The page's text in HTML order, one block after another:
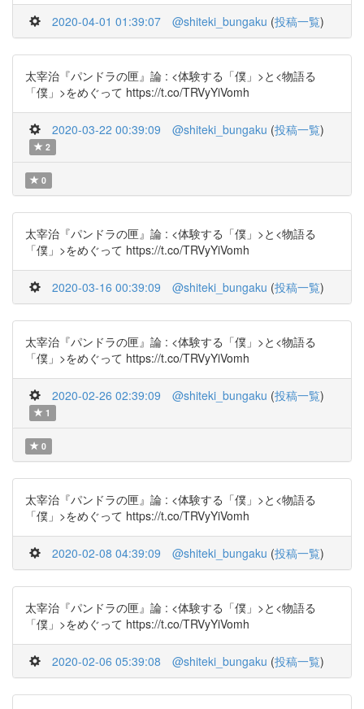
2020-04-01 01:39:07 @shiteki_bungaku (投稿一覧)
太宰治『パンドラの匣』論 : <体験する「僕」>と<物語る
「僕」>をめぐって https://t.co/TRVyYiVomh
2020-03-22 00:39:09 @shiteki_bungaku (投稿一覧)
2
0
太宰治『パンドラの匣』論 : <体験する「僕」>と<物語る
「僕」>をめぐって https://t.co/TRVyYiVomh
2020-03-16 00:39:09 @shiteki_bungaku (投稿一覧)
太宰治『パンドラの匣』論 : <体験する「僕」>と<物語る
「僕」>をめぐって https://t.co/TRVyYiVomh
2020-02-26 02:39:09 @shiteki_bungaku (投稿一覧)
1
0
太宰治『パンドラの匣』論 : <体験する「僕」>と<物語る
「僕」>をめぐって https://t.co/TRVyYiVomh
2020-02-08 04:39:09 @shiteki_bungaku (投稿一覧)
太宰治『パンドラの匣』論 : <体験する「僕」>と<物語る
「僕」>をめぐって https://t.co/TRVyYiVomh
2020-02-06 05:39:08 @shiteki_bungaku (投稿一覧)